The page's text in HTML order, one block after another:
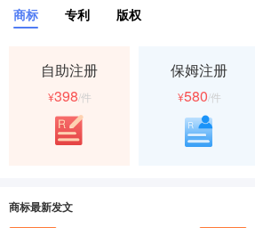
商标 专利 版权
自助注册
¥398/件
保姆注册
¥580/件
商标最新发文